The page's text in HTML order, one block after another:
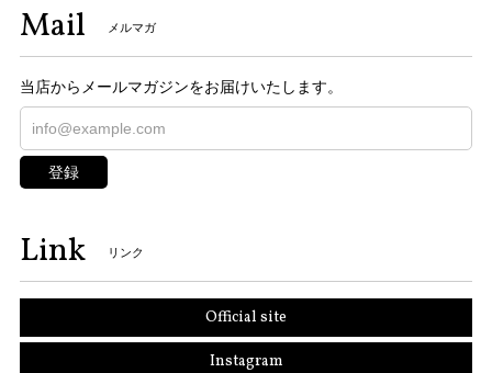
Mail メルマガ
当店からメールマガジンをお届けいたします。
登録
Link リンク
Official site
Instagram